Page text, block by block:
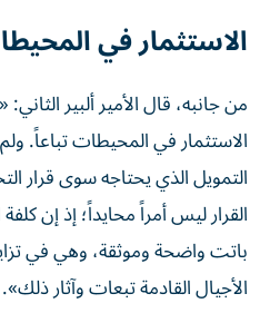
الاستثمار في
من جانبه، قال الأمير ألبير الثاني:
الاستثمار في المحيطات تباعاً.
التمويل الذي يحتاجه سوى قرار
القرار ليس أمراً محايداً؛ إذ إن
باتت واضحة وموثقة، وهي في
الأجيال القادمة تبعات وآثار ذلك».